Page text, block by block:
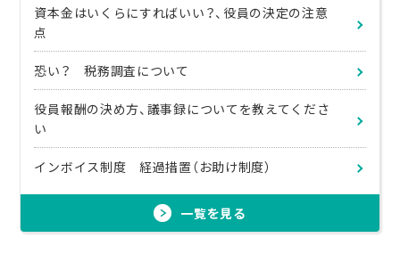
資本金はいくらにすればいい？、役員の決定の注意
点
恐い？ 税務調査について
役員報酬の決め方、議事録についてを教えてくださ
い
インボイス制度 経過措置（お助け制度）
一覧を見る